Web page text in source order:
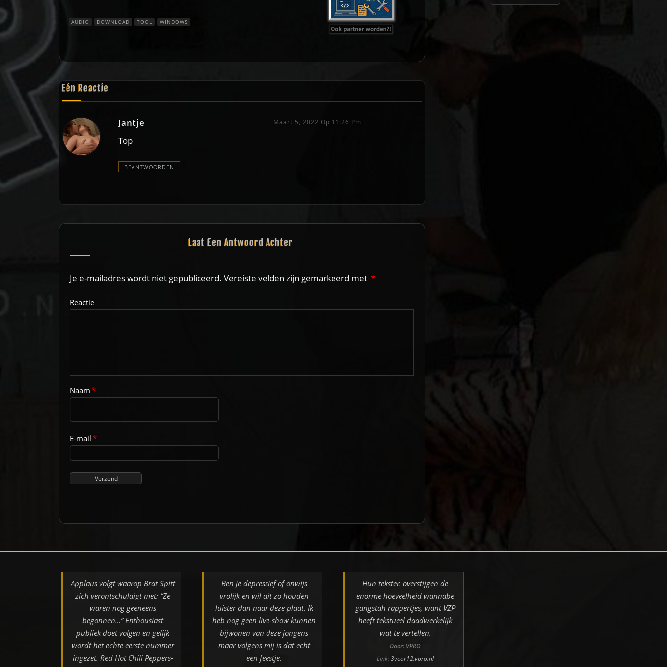
AUDIO DOWNLOAD TOOL WINDOWS
Eén Reactie
Jantje Maart 5, 2022 Op 11:26 Pm
Top
BEANTWOORDEN
Laat Een Antwoord Achter
Je e-mailadres wordt niet gepubliceerd. Vereiste velden zijn gemarkeerd met *
Reactie
Naam*
E-mail*
Applaus volgt waarop Brat Spitt
zich verontschuldigt met: “Ze
waren nog geeneens
begonnen…” Enthousiast
publiek doet volgen en gelijk
wordt het echte eerste nummer
ingezet. Red Hot Chili Peppers-
Ben je depressief of onwijs
vrolijk en wil dit zo houden
luister dan naar deze plaat. Ik
heb nog geen live-show kunnen
bijwonen van deze jongens
maar volgens mij is dat echt
een feestje.
Hun teksten overstijgen de
enorme hoeveelheid wannabe
gangstah rappertjes, want VZP
heeft tekstueel daadwerkelijk
wat te vertellen.
Door: VPRO
Link:3voor12.vpro.nl